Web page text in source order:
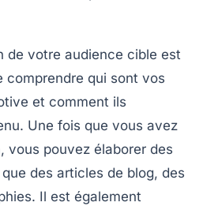
de votre audience cible est
comprendre qui sont vos
et comment ils
Une fois que vous avez
vous pouvez élaborer des
des articles de blog, des
. Il est également